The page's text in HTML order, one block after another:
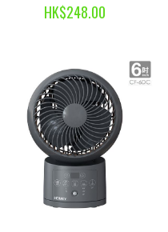
HK$248.00